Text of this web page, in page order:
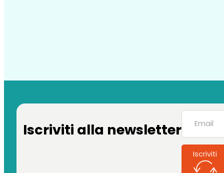
Iscriviti alla newsletter
Iscriviti